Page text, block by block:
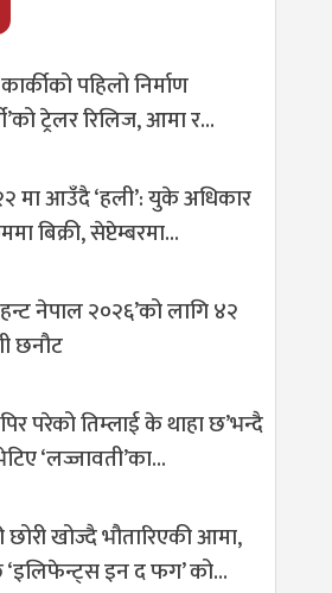
पहिलो निर्माण
ट्रेलर रिलिज, आमा र…
मा आउँदै ‘हली’: युके अधिकार
बिक्री, सेप्टेम्बरमा…
नेपाल २०२६’को लागि ४२
छनौट
परेको तिम्लाई के थाहा छ’भन्दै
‘लज्जावती’का…
छोरी खोज्दै भौतारिएकी आमा,
‘इलिफेन्ट्स इन द फग’ को…